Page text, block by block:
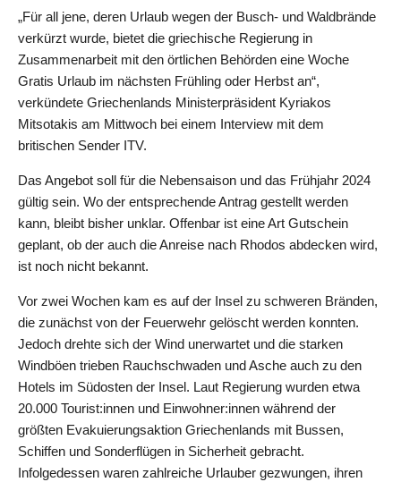
„Für all jene, deren Urlaub wegen der Busch- und Waldbrände
verkürzt wurde, bietet die griechische Regierung in
Zusammenarbeit mit den örtlichen Behörden eine Woche
Gratis Urlaub im nächsten Frühling oder Herbst an“,
verkündete Griechenlands Ministerpräsident Kyriakos
Mitsotakis am Mittwoch bei einem Interview mit dem
britischen Sender ITV.
Das Angebot soll für die Nebensaison und das Frühjahr 2024
gültig sein. Wo der entsprechende Antrag gestellt werden
kann, bleibt bisher unklar. Offenbar ist eine Art Gutschein
geplant, ob der auch die Anreise nach Rhodos abdecken wird,
ist noch nicht bekannt.
Vor zwei Wochen kam es auf der Insel zu schweren Bränden,
die zunächst von der Feuerwehr gelöscht werden konnten.
Jedoch drehte sich der Wind unerwartet und die starken
Windböen trieben Rauchschwaden und Asche auch zu den
Hotels im Südosten der Insel. Laut Regierung wurden etwa
20.000 Tourist:innen und Einwohner:innen während der
größten Evakuierungsaktion Griechenlands mit Bussen,
Schiffen und Sonderflügen in Sicherheit gebracht.
Infolgedessen waren zahlreiche Urlauber gezwungen, ihren